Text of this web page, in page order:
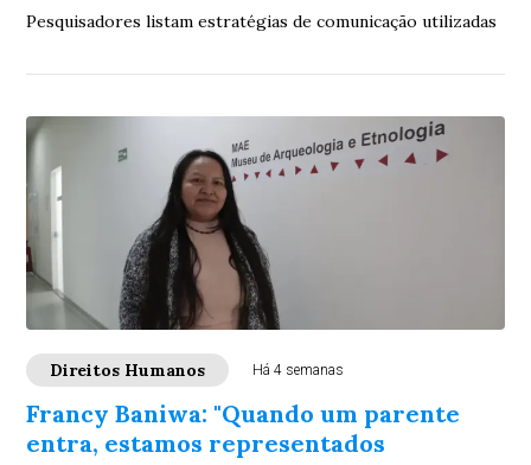
Pesquisadores listam estratégias de comunicação utilizadas
Direitos Humanos Há 4 semanas
Francy Baniwa: "Quando um parente
entra, estamos representados